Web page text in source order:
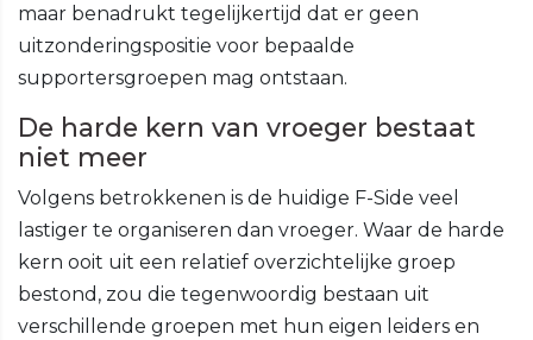
maar benadrukt tegelijkertijd dat er geen
uitzonderingspositie voor bepaalde
supportersgroepen mag ontstaan.
De harde kern van vroeger bestaat
niet meer
Volgens betrokkenen is de huidige F-Side veel
lastiger te organiseren dan vroeger. Waar de harde
kern ooit uit een relatief overzichtelijke groep
bestond, zou die tegenwoordig bestaan uit
verschillende groepen met hun eigen leiders en